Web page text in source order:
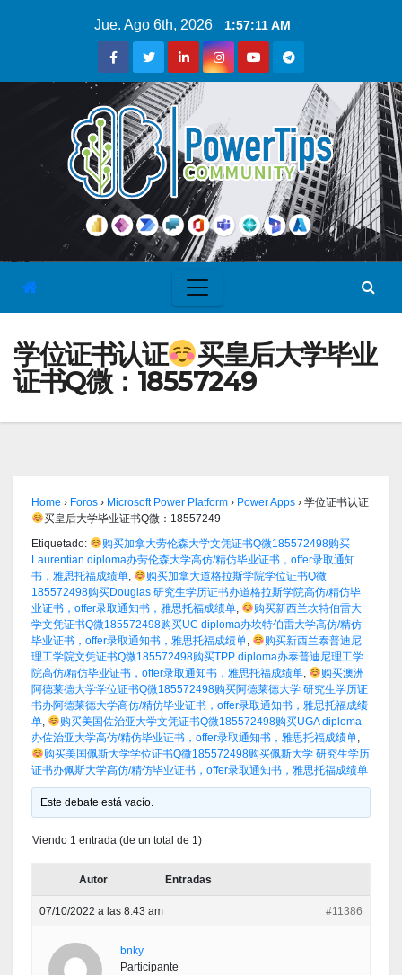
Jue. Ago 6th, 2026 1:57:12 AM
学位证书认证
买皇后大学毕业
证书Q微：18557249
Home › Foros › Microsoft Power Platform › Power Apps › 学位证书认证
买皇后大学毕业证书Q微：18557249
Etiquetado:
购买加拿大劳伦森大学文凭证书Q微185572498购买
Laurentian diploma办劳伦森大学高仿/精仿毕业证书，offer录取通知
书，雅思托福成绩单,
购买加拿大道格拉斯学院学位证书Q微
185572498购买Douglas 研究生学历证书办道格拉斯学院高仿/精仿毕
业证书，offer录取通知书，雅思托福成绩单,
购买新西兰坎特伯雷大
学文凭证书Q微185572498购买UC diploma办坎特伯雷大学高仿/精仿
毕业证书，offer录取通知书，雅思托福成绩单,
购买新西兰泰普迪尼
理工学院文凭证书Q微185572498购买TPP diploma办泰普迪尼理工学
院高仿/精仿毕业证书，offer录取通知书，雅思托福成绩单,
购买澳洲
阿德莱德大学学位证书Q微185572498购买阿德莱德大学 研究生学历证
书办阿德莱德大学高仿/精仿毕业证书，offer录取通知书，雅思托福成绩
单,
购买美国佐治亚大学文凭证书Q微185572498购买UGA diploma
办佐治亚大学高仿/精仿毕业证书，offer录取通知书，雅思托福成绩单,
购买美国佩斯大学学位证书Q微185572498购买佩斯大学 研究生学历
证书办佩斯大学高仿/精仿毕业证书，offer录取通知书，雅思托福成绩单
Este debate está vacío.
Viendo 1 entrada (de un total de 1)
Autor Entradas
07/10/2022 a las 8:43 am #11386
bnky
Participante